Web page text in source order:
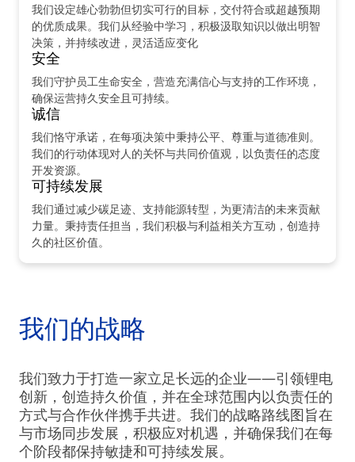
我们设定雄心勃勃但切实可行的目标，交付符合或超越预期
的优质成果。我们从经验中学习，积极汲取知识以做出明智
决策，并持续改进，灵活适应变化
安全
我们守护员工生命安全，营造充满信心与支持的工作环境，
确保运营持久安全且可持续。
诚信
我们恪守承诺，在每项决策中秉持公平、尊重与道德准则。
我们的行动体现对人的关怀与共同价值观，以负责任的态度
开发资源。
可持续发展
我们通过减少碳足迹、支持能源转型，为更清洁的未来贡献
力量。秉持责任担当，我们积极与利益相关方互动，创造持
久的社区价值。
我们的战略
我们致力于打造一家立足长远的企业——引领锂电
创新，创造持久价值，并在全球范围内以负责任的
方式与合作伙伴携手共进。我们的战略路线图旨在
与市场同步发展，积极应对机遇，并确保我们在每
个阶段都保持敏捷和可持续发展。